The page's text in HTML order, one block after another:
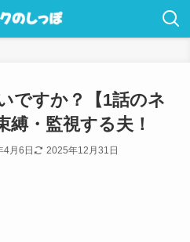
ですか？【1話のネ
縛・監視する夫！
4月6日 2025年12月31日